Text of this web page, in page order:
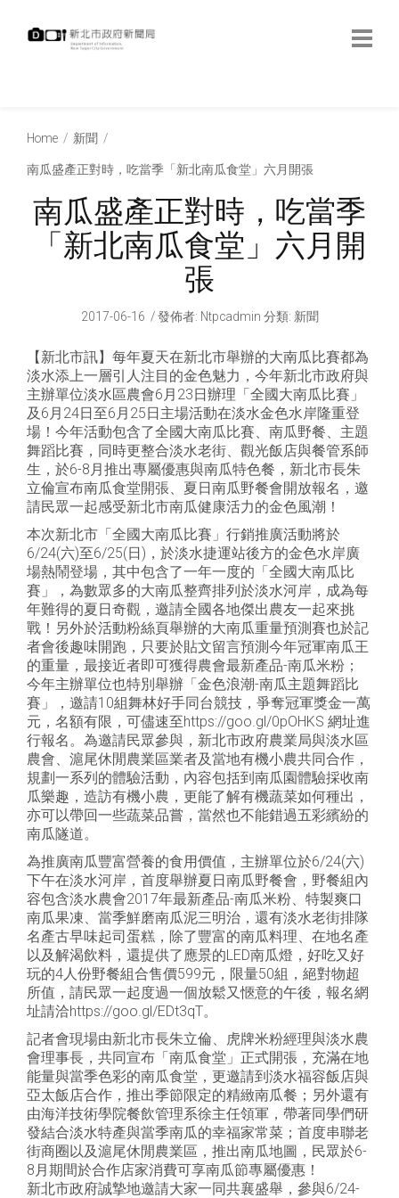
Home 新聞
南瓜盛產正對時，吃當季「新北南瓜食堂」六月開張
南瓜盛產正對時，吃當季
「新北南瓜食堂」六月開
張
2017-06-16 發佈者: Ntpcadmin 分類: 新聞
【新北市訊】每年夏天在新北市舉辦的大南瓜比賽都為
淡水添上一層引人注目的金色魅力，今年新北市政府與
主辦單位淡水區農會6月23日辦理「全國大南瓜比賽」
及6月24日至6月25日主場活動在淡水金色水岸隆重登
場！今年活動包含了全國大南瓜比賽、南瓜野餐、主題
舞蹈比賽，同時更整合淡水老街、觀光飯店與餐管系師
生，於6-8月推出專屬優惠與南瓜特色餐，新北市長朱
立倫宣布南瓜食堂開張、夏日南瓜野餐會開放報名，邀
請民眾一起感受新北市南瓜健康活力的金色風潮！
本次新北市「全國大南瓜比賽」行銷推廣活動將於
6/24(六)至6/25(日)，於淡水捷運站後方的金色水岸廣
場熱鬧登場，其中包含了一年一度的「全國大南瓜比
賽」，為數眾多的大南瓜整齊排列於淡水河岸，成為每
年難得的夏日奇觀，邀請全國各地傑出農友一起來挑
戰！另外於活動粉絲頁舉辦的大南瓜重量預測賽也於記
者會後趣味開跑，只要於貼文留言預測今年冠軍南瓜王
的重量，最接近者即可獲得農會最新產品-南瓜米粉；
今年主辦單位也特別舉辦「金色浪潮-南瓜主題舞蹈比
賽」，邀請10組舞林好手同台競技，爭奪冠軍獎金一萬
元，名額有限，可儘速至https://goo.gl/0pOHKS 網址進
行報名。為邀請民眾參與，新北市政府農業局與淡水區
農會、滬尾休閒農業區業者及當地有機小農共同合作，
規劃一系列的體驗活動，內容包括到南瓜園體驗採收南
瓜樂趣，造訪有機小農，更能了解有機蔬菜如何種出，
亦可以帶回一些蔬菜品嘗，當然也不能錯過五彩繽紛的
南瓜隧道。
為推廣南瓜豐富營養的食用價值，主辦單位於6/24(六)
下午在淡水河岸，首度舉辦夏日南瓜野餐會，野餐組內
容包含淡水農會2017年最新產品-南瓜米粉、特製爽口
南瓜果凍、當季鮮磨南瓜泥三明治，還有淡水老街排隊
名產古早味起司蛋糕，除了豐富的南瓜料理、在地名產
以及解渴飲料，還提供了應景的LED南瓜燈，好吃又好
玩的4人份野餐組合售價599元，限量50組，絕對物超
所值，請民眾一起度過一個放鬆又愜意的午後，報名網
址請洽https://goo.gl/EDt3qT。
記者會現場由新北市長朱立倫、虎牌米粉經理與淡水農
會理事長，共同宣布「南瓜食堂」正式開張，充滿在地
能量與當季色彩的南瓜食堂，更邀請到淡水福容飯店與
亞太飯店合作，推出季節限定的精緻南瓜餐；另外還有
由海洋技術學院餐飲管理系徐主任領軍，帶著同學們研
發結合淡水特產與當季南瓜的幸福家常菜；首度串聯老
街商圈以及滬尾休閒農業區，推出南瓜地圖，民眾於6-
8月期間於合作店家消費可享南瓜節專屬優惠！
新北市政府誠摯地邀請大家一同共襄盛舉，參與6/24-